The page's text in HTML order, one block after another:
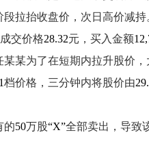
拉抬收盘价，次日高价减持
交价格28.32元，买入金额
某某为了在短期内拉升股价，
1档价格，三分钟内将股价由
的50万股“X”全部卖出，导致